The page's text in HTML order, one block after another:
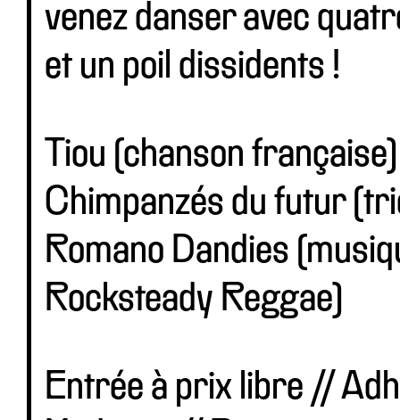
venez danser avec
et un poil dissidents !
Tiou (chanson
Chimpanzés du futur
Romano Dandies
Rocksteady Reggae)
Entrée à prix libre //